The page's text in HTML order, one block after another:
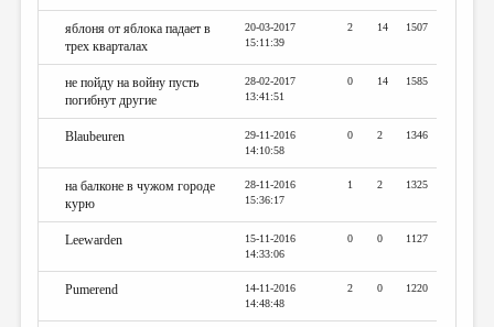
яблоня от яблока падает в
трех кварталах
20-03-2017
15:11:39
2 14 1507
не пойду на войну пусть
погибнут другие
28-02-2017
13:41:51
0 14 1585
Blaubeuren
29-11-2016
14:10:58
0 2 1346
на балконе в чужом городе
курю
28-11-2016
15:36:17
1 2 1325
Leewarden
15-11-2016
14:33:06
0 0 1127
Pumerend
14-11-2016
14:48:48
2 0 1220